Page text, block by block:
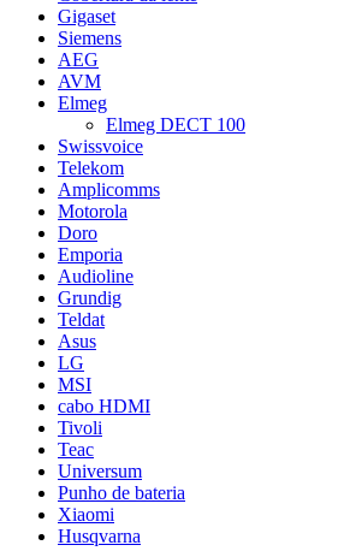
Gigaset
Siemens
AEG
AVM
Elmeg
Elmeg DECT 100
Swissvoice
Telekom
Amplicomms
Motorola
Doro
Emporia
Audioline
Grundig
Teldat
Asus
LG
MSI
cabo HDMI
Tivoli
Teac
Universum
Punho de bateria
Xiaomi
Husqvarna